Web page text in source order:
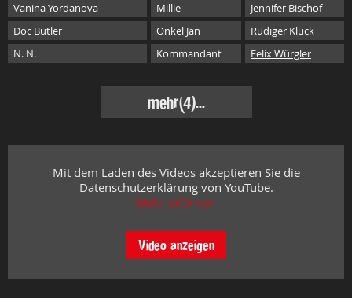
Vanina Yordanova Millie
Jennifer Bischof
Doc Butler
Onkel Jan
Rüdiger Kluck
N. N.
Kommandant Felix Würgler
mehr(4)...
Mit dem Laden des Videos akzeptieren Sie die
Datenschutzerklärung von YouTube.
Mehr erfahren
Video anzeigen